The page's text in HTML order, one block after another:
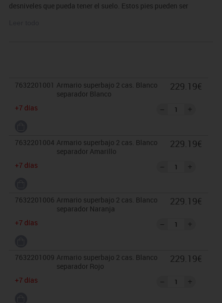
desniveles que pueda tener el suelo. Estos pies pueden ser
El mobiliario se pide por encargo y no es susceptible de
devolución. Para casos excepcionales consultar condiciones.
7632201001 Armario superbajo 2 cas. Blanco
separador Blanco
+7 días
229.19€
7632201004 Armario superbajo 2 cas. Blanco
separador Amarillo
+7 días
229.19€
7632201006 Armario superbajo 2 cas. Blanco
separador Naranja
+7 días
229.19€
7632201009 Armario superbajo 2 cas. Blanco
separador Rojo
+7 días
229.19€